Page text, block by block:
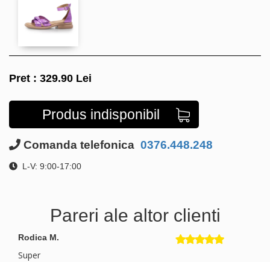
Pret : 329.90 Lei
Produs indisponibil
Comanda telefonica 0376.448.248
L-V: 9:00-17:00
Pareri ale altor clienti
Rodica M.
Super